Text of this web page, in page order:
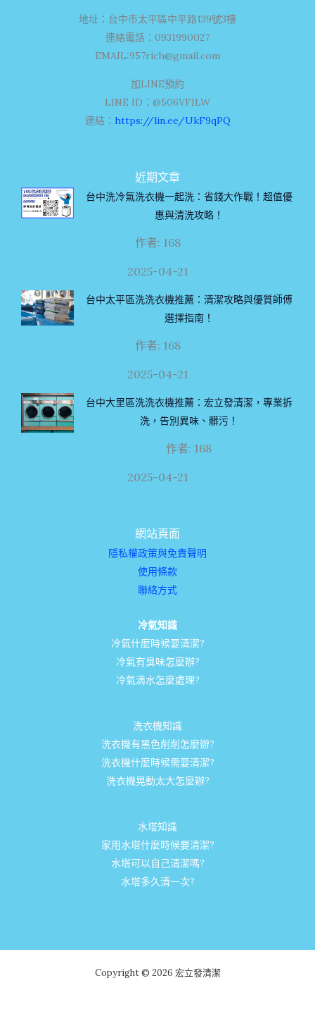
地址：台中市太平區中平路139號3樓
連絡電話：0931990027
EMAIL:957rich@gmail.com
加LINE預約
LINE ID：@506VFILW
連結： https://lin.ee/UkF9qPQ
近期文章
台中洗冷氣洗衣機一起洗：省錢大作戰！超值優
惠與清洗攻略！
作者: 168
2025-04-21
台中太平區洗洗衣機推薦：清潔攻略與優質師傅
選擇指南！
作者: 168
2025-04-21
台中大里區洗洗衣機推薦：宏立發清潔，專業拆
洗，告別異味、髒污！
作者: 168
2025-04-21
網站頁面
隱私權政策與免責聲明
使用條款
聯絡方式
冷氣知識
冷氣什麼時候要清潔?
冷氣有臭味怎麼辦?
冷氣滴水怎麼處理?
洗衣機知識
洗衣機有黑色削削怎麼辦?
洗衣機什麼時候需要清潔?
洗衣機晃動太大怎麼辦?
水塔知識
家用水塔什麼時候要清潔?
水塔可以自己清潔嗎?
水塔多久清一次?
Copyright © 2026 宏立發清潔